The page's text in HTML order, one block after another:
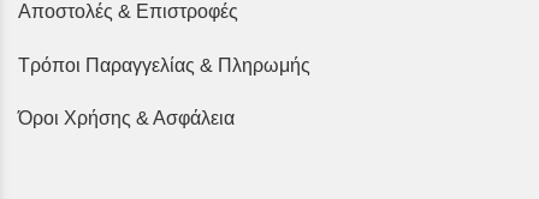
Αποστολές & Επιστροφές
Τρόποι Παραγγελίας & Πληρωμής
Όροι Χρήσης & Ασφάλεια